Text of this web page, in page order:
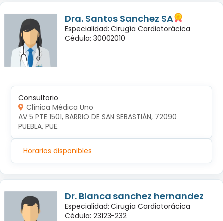
Dra. Santos Sanchez SA
Especialidad: Cirugía Cardiotorácica
Cédula: 30002010
Consultorio
Clínica Médica Uno
AV 5 PTE 1501, BARRIO DE SAN SEBASTIÁN, 72090
PUEBLA, PUE.
Horarios disponibles
Dr. Blanca sanchez hernandez
Especialidad: Cirugía Cardiotorácica
Cédula: 23123-232